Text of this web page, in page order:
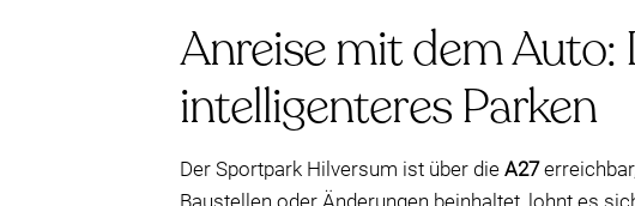
Anreise mit dem
intelligenteres Parken
Der Sportpark Hilversum ist über die A27